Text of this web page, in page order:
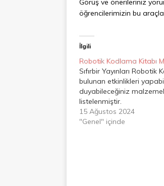
Görüş ve önerileriniz
öğrencilerimizin bu
İlgili
Robotik Kodlama Kitabı
Sıfırbir Yayınları Robotik
bulunan etkinlikleri
duyabileceğiniz
listelenmiştir.
15 Ağustos 2024
"Genel" içinde